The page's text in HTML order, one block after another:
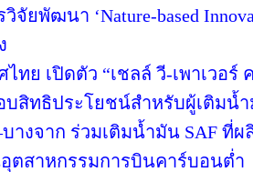
วิจัยพัฒนา ‘Nature-based
ไทย เปิดตัว “เชลล์ วี-เพาเวอ
สิทธิประโยชน์สำหรับผู้เติมน้ำ
างจาก ร่วมเติมน้ำมัน SAF ที่
ตสาหกรรมการบินคาร์บอนต่ำ